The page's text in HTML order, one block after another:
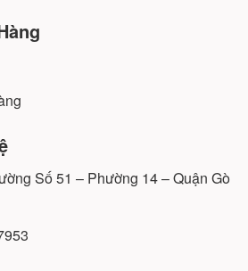
Số 51 – Phường 14 – Quận Gò